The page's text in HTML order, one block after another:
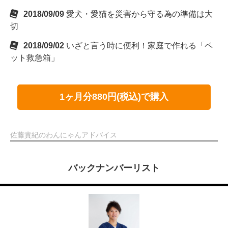
2018/09/09 愛犬・愛猫を災害から守る為の準備は大
切
2018/09/02 いざと言う時に便利！家庭で作れる「ペ
ット救急箱」
1ヶ月分880円(税込)で購入
佐藤貴紀のわんにゃんアドバイス
バックナンバーリスト